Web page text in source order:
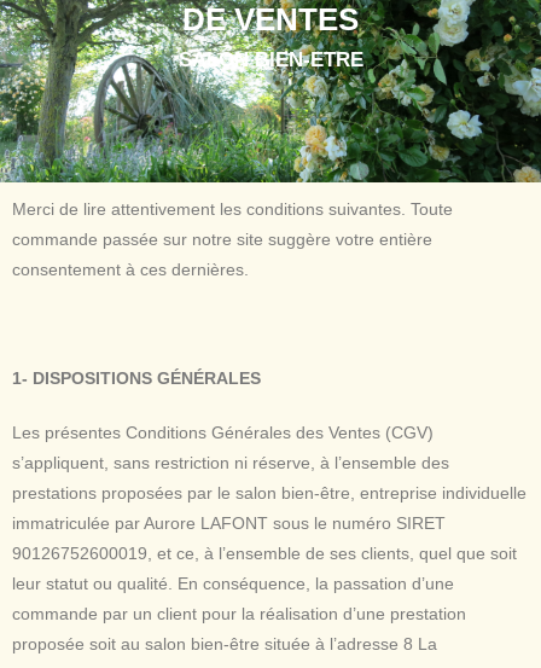
DE VENTES
SALON BIEN-ETRE
Merci de lire attentivement les conditions suivantes. Toute
commande passée sur notre site suggère votre entière
consentement à ces dernières.
1- DISPOSITIONS GÉNÉRALES
Les présentes Conditions Générales des Ventes (CGV)
s’appliquent, sans restriction ni réserve, à l’ensemble des
prestations proposées par le salon bien-être, entreprise individuelle
immatriculée par Aurore LAFONT sous le numéro SIRET
90126752600019, et ce, à l’ensemble de ses clients, quel que soit
leur statut ou qualité. En conséquence, la passation d’une
commande par un client pour la réalisation d’une prestation
proposée soit au salon bien-être située à l’adresse 8 La